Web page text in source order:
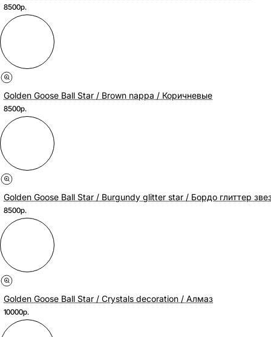
8500р.
Golden Goose Ball Star / Brown nappa / Коричневые
8500р.
Golden Goose Ball Star / Burgundy glitter star / Бордо глиттер
8500р.
Golden Goose Ball Star / Crystals decoration / Алмаз
10000р.